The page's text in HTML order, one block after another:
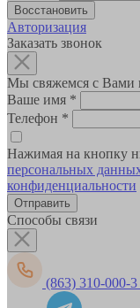
Авторизация
Заказать звонок
Мы свяжемся с Вами
Ваше имя *
Телефон *
Нажимая на кнопку
персональных
конфиденциальности
Способы связи
(863) 310-000-3